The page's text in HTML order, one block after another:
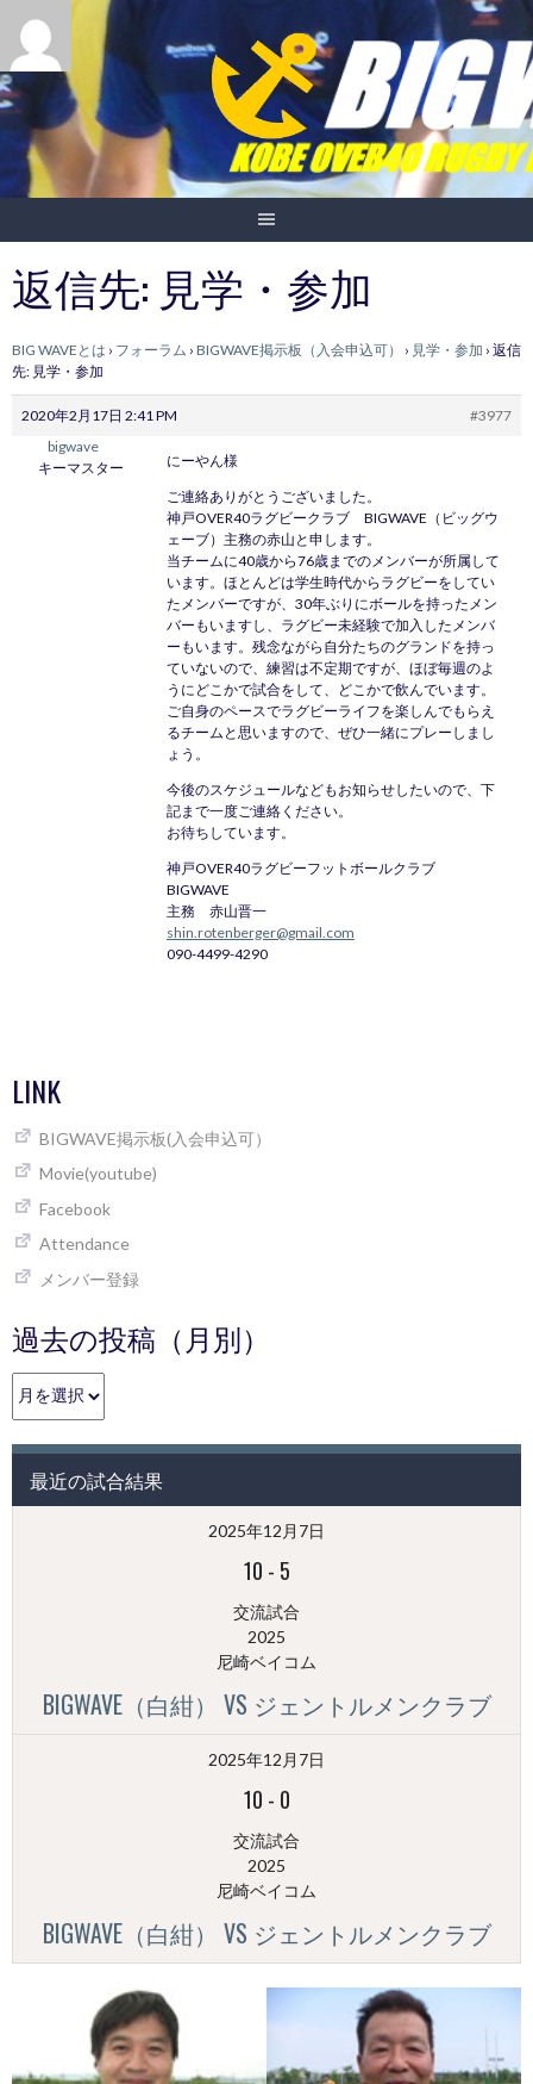
content
返信先: 見学・参加
BIG WAVEとは › フォーラム › BIGWAVE掲示板（入会申込可） › 見学・参加 › 返信
先: 見学・参加
2020年2月17日 2:41 PM
#3977
bigwave
キーマスター
にーやん様
ご連絡ありがとうございました。
神戸OVER40ラグビークラブ BIGWAVE（ビッグウ
ェーブ）主務の赤山と申します。
当チームに40歳から76歳までのメンバーが所属して
います。ほとんどは学生時代からラグビーをしてい
たメンバーですが、30年ぶりにボールを持ったメン
バーもいますし、ラグビー未経験で加入したメンバ
ーもいます。残念ながら自分たちのグランドを持っ
ていないので、練習は不定期ですが、ほぼ毎週のよ
うにどこかで試合をして、どこかで飲んでいます。
ご自身のペースでラグビーライフを楽しんでもらえ
るチームと思いますので、ぜひ一緒にプレーしまし
ょう。
今後のスケジュールなどもお知らせしたいので、下
記まで一度ご連絡ください。
お待ちしています。
神戸OVER40ラグビーフットボールクラブ
BIGWAVE
主務 赤山晋一
shin.rotenberger@gmail.com
090-4499-4290
LINK
BIGWAVE掲示板(入会申込可）
Movie(youtube)
Facebook
Attendance
メンバー登録
過去の投稿（月別）
過
去
投
（月
最近の試合結果
2025年12月7日
10 - 5
交流試合
2025
尼崎ベイコム
BIGWAVE（白紺） VS ジェントルメンクラブ
2025年12月7日
10 - 0
交流試合
2025
尼崎ベイコム
BIGWAVE（白紺） VS ジェントルメンクラブ